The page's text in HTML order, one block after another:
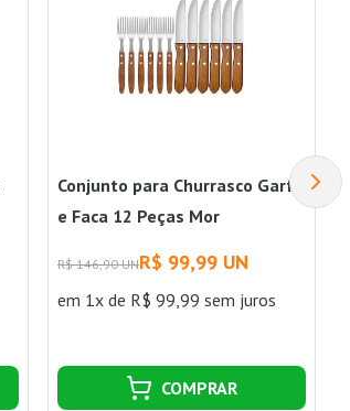
Conjunto para Churrasco Garfo
e Faca 12 Peças Mor
R$ 146,90 UNR$ 99,99 UN
em 1x de R$ 99,99 sem juros
COMPRAR